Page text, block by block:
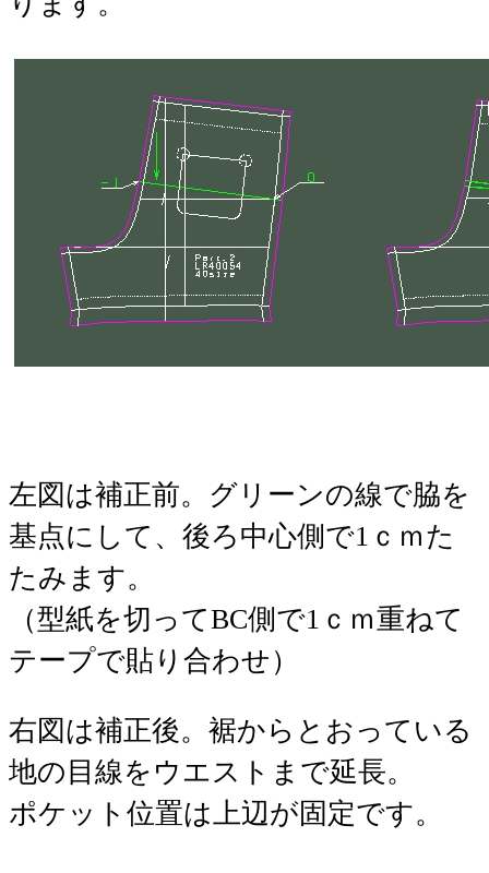
左図は補正前。グリーンの線で脇を
基点にして、後ろ中心側で1ｃｍた
たみます。
（型紙を切ってBC側で1ｃｍ重ねて
テープで貼り合わせ）
右図は補正後。裾からとおっている
地の目線をウエストまで延長。
ポケット位置は上辺が固定です。